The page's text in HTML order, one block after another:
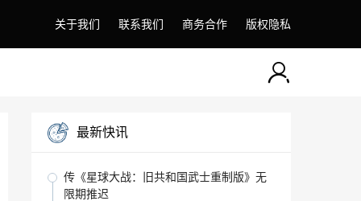
关于我们 联系我们 商务合作 版权隐私
最新快讯
传《星球大战：旧共和国武士重制版》无
限期推迟